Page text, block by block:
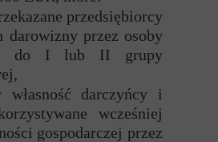
przedsiębiorcy
darowizny przez osoby
do I lub II grupy
własność darczyńcy i
wcześniej
gospodarczej przez